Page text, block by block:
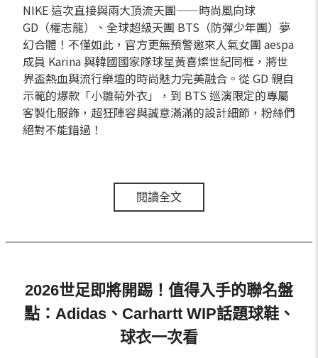
NIKE 這次直接與兩大頂流天團——時尚風向球
GD（權志龍）、全球超級天團 BTS（防彈少年團）夢
幻合體！不僅如此，官方更無預警邀來人氣女團 aespa
成員 Karina 與韓國國家隊球星黃喜燦世紀同框，將世
界盃熱血與流行樂壇的時尚魅力完美融合。從 GD 親自
示範的爆款「小雛菊外衣」，到 BTS 巡演限定的專屬
客製化服飾，超狂陣容與誠意滿滿的設計細節，粉絲們
絕對不能錯過！
閱讀全文
2026世足即將開踢！值得入手的聯名盤
點：Adidas、Carhartt WIP話題球鞋、
球衣一次看